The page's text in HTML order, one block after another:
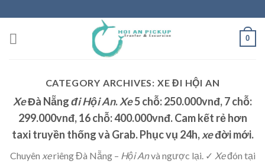
to
content
0
CATEGORY ARCHIVES: XE ĐI HỘI AN
XeĐà Nẵngđi Hội An.Xe5 chỗ: 250.000vnđ, 7 chỗ:
299.000vnđ, 16 chỗ: 400.000vnđ. Cam kết rẻ hơn
taxi truyền thống và Grab. Phục vụ 24h,xeđời mới.
Chuyên xeriêng Đà Nẵng – Hội Anvà ngược lại. ✓ Xeđón tại